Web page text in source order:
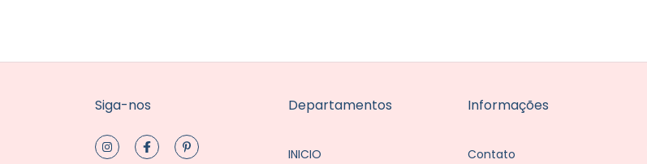
Siga-nos Departamentos
INICIO
Informações
Contato